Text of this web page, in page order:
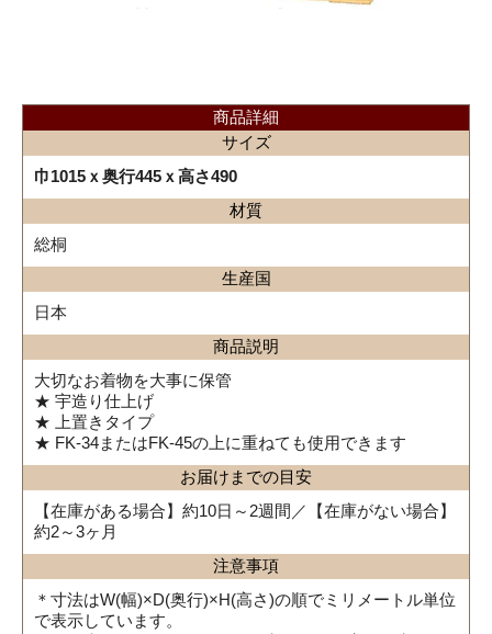
商品詳細
サイズ
巾1015ｘ奥行445ｘ高さ490
材質
総桐
生産国
日本
商品説明
大切なお着物を大事に保管
★ 宇造り仕上げ
★ 上置きタイプ
★ FK-34またはFK-45の上に重ねても使用できます
お届けまでの目安
【在庫がある場合】約10日～2週間／【在庫がない場合】
約2～3ヶ月
注意事項
＊寸法はW(幅)×D(奥行)×H(高さ)の順でミリメートル単位
で表示しています。